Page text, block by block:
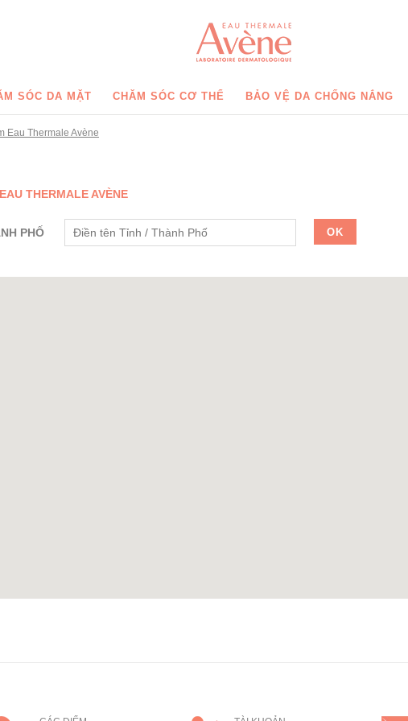
SÓC DA MẶT CHĂM SÓC CƠ THỂ BẢO VỆ DA CHỐNG NẮNG
Eau Thermale Avène
THERMALE AVÈNE
PHỐ